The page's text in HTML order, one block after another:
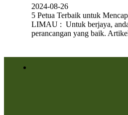
2024-08-26
5 Petua Terbaik untuk
LIMAU : Untuk berjaya,
perancangan yang baik.